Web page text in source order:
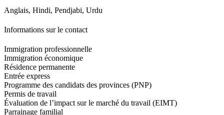
Anglais, Hindi, Pendjabi, Urdu
Informations sur le contact
Immigration professionnelle
Immigration économique
Résidence permanente
Entrée express
Programme des candidats des provinces (PNP)
Permis de travail
Évaluation de l’impact sur le marché du travail (EIMT)
Parrainage familial